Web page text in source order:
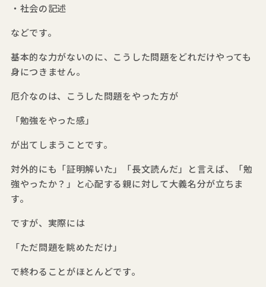
・社会の記述
などです。
基本的な力がないのに、こうした問題をどれだけやっても
身につきません。
厄介なのは、こうした問題をやった方が
「勉強をやった感」
が出てしまうことです。
対外的にも「証明解いた」「長文読んだ」と言えば、「勉
強やったか？」と心配する親に対して大義名分が立ちま
す。
ですが、実際には
「ただ問題を眺めただけ」
で終わることがほとんどです。